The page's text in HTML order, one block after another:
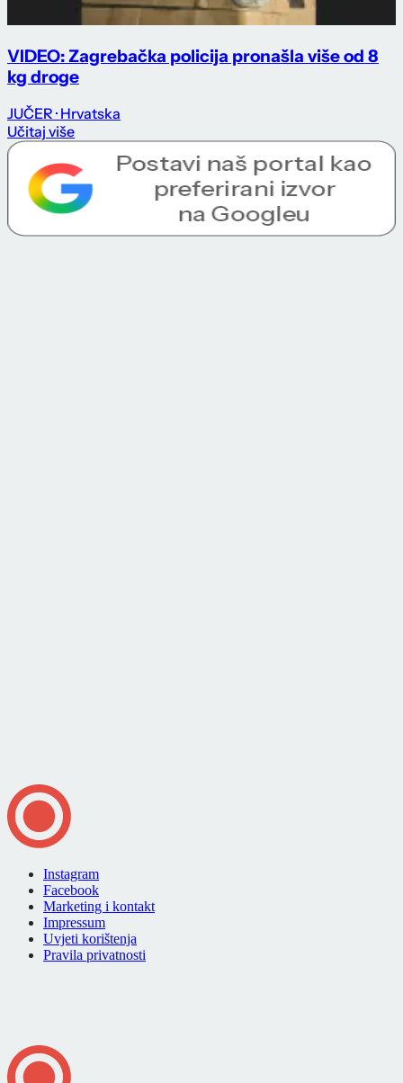
VIDEO: Zagrebačka policija pronašla više od 8
kg droge
JUČER · Hrvatska
Učitaj više
Instagram
Facebook
Marketing i kontakt
Impressum
Uvjeti korištenja
Pravila privatnosti